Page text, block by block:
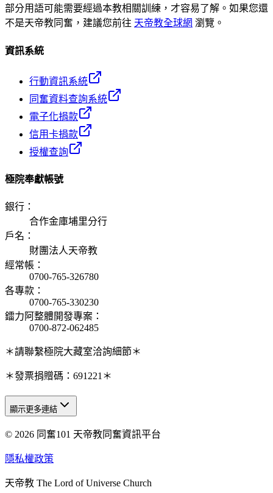
部分用語可能需要經過本教相關訓練，才容易了解。如果您還
不是天帝教同奮，建議您前往 天帝教全球網 瀏覽。
資訊系統
行動資訊系統
同奮資料查詢系統
電子化捐款
信用卡捐款
授權查詢
極院奉獻帳號
銀行 ：
合作金庫埔里分行
戶名 ：
財團法人天帝教
經常帳 ：
0700-765-326780
各專款 ：
0700-765-330230
鐳力阿整體開發專案 ：
0700-872-062485
＊請聯繫極院大藏室洽詢細節＊
＊發票捐贈碼：691221＊
天人研究總院
天人研究學院
天人炁功院
顯示更多連結
© 2026 同奮101 天帝教同奮資訊平台
隱私權政策
天帝教 The Lord of Universe Church